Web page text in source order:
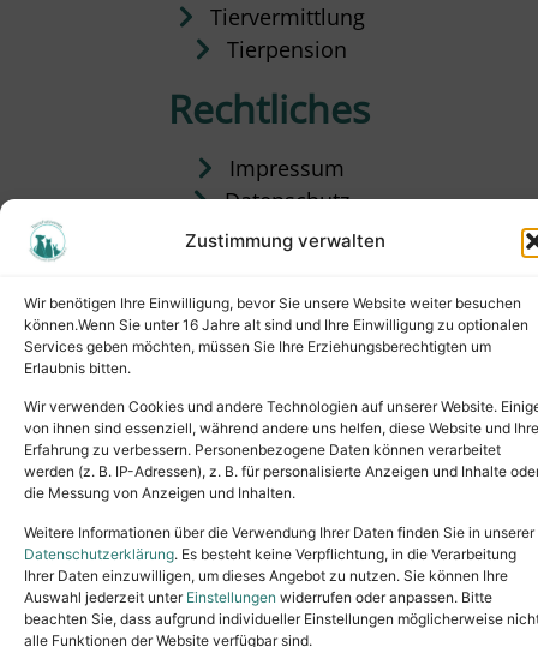
Zustimmung verwalten
Wir benötigen Ihre Einwilligung, bevor Sie unsere Website weiter besuchen
können.Wenn Sie unter 16 Jahre alt sind und Ihre Einwilligung zu optionalen
Services geben möchten, müssen Sie Ihre Erziehungsberechtigten um
Erlaubnis bitten.
Wir verwenden Cookies und andere Technologien auf unserer Website.
von ihnen sind essenziell, während andere uns helfen, diese Website und Ihre
Erfahrung zu verbessern. Personenbezogene Daten können verarbeitet
werden (z. B. IP-Adressen), z. B. für personalisierte Anzeigen und Inhalte
die Messung von Anzeigen und Inhalten.
Weitere Informationen über die Verwendung Ihrer Daten finden Sie in unserer
Datenschutzerklärung. Es besteht keine Verpflichtung, in die Verarbeitung
Ihrer Daten einzuwilligen, um dieses Angebot zu nutzen. Sie können Ihre
Auswahl jederzeit unter Einstellungen widerrufen oder anpassen. Bitte
beachten Sie, dass aufgrund individueller Einstellungen möglicherweise
alle Funktionen der Website verfügbar sind.
Tiervermittlung
Tierpension
Rechtliches
Impressum
Datenschutz
Satzung
Copyright © 2024. All rights reserved.
Tel.: (02631) 55356buero@tierheim-neuwied.de
Ludwigshof 1, 56567 Neuwied